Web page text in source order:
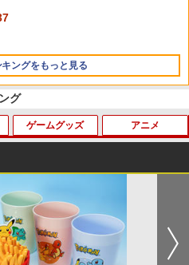
ングをもっと見る
】Xbox ワイヤレス コントロー
】Xbox ワイヤレス コントロー
ボット ホワイト)
鬼滅の刃」無限城編 第一章 猗
鬼滅の刃」無限城編 第一章 猗
グ
ファイナルファンタジー レゾナ
版(【初回封入特典】魔導
だし騎士の応援パック・かけだ
スタートダッシュパック)
V2 Cheeky (通常版) モデ
フリーク PS5 PS4 NS proチーキ
無段階高さ調節 profreek バ
2 PS4 PS5 nintendo switch プ
応【定形外郵便のみ送料無料】
5特許取得済み日本製しまリ
ゲームグッズ アニメ
レックス ブルーレイディスク
鬼滅の刃」無限列車編 通常版